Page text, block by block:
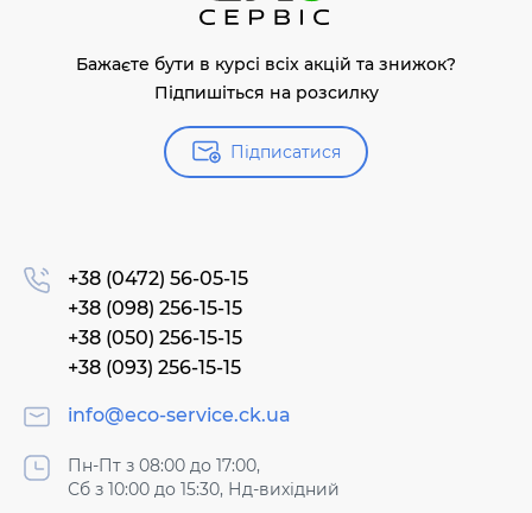
Бажаєте бути в курсі всіх акцій та знижок?
Підпишіться на розсилку
Підписатися
+38 (0472) 56-05-15
+38 (098) 256-15-15
+38 (050) 256-15-15
+38 (093) 256-15-15
info@eco-service.ck.ua
Пн-Пт з 08:00 до 17:00,
Сб з 10:00 до 15:30, Нд-вихідний